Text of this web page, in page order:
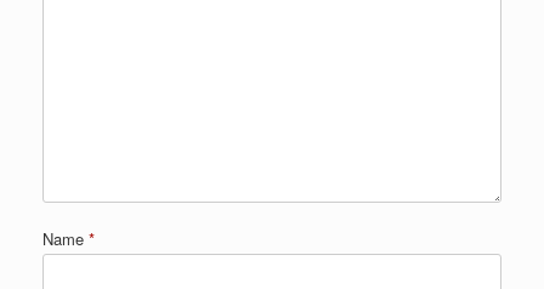
Name *